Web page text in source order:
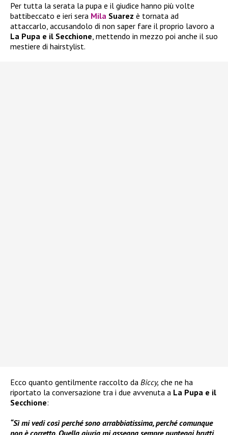
Per tutta la serata la pupa e il giudice hanno più volte
battibeccato e ieri sera Mila Suarez è tornata ad
attaccarlo, accusandolo di non saper fare il proprio lavoro a
La Pupa e il Secchione, mettendo in mezzo poi anche il suo
mestiere di hairstylist.
Ecco quanto gentilmente raccolto da Biccy, che ne ha
riportato la conversazione tra i due avvenuta a La Pupa e il
Secchione:
“Sì mi vedi così perché sono arrabbiatissima, perché comunque